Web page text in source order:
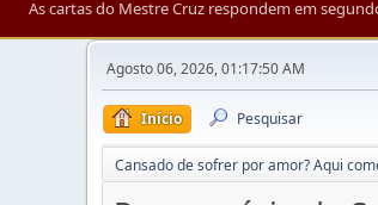
As cartas do Mestre Cruz respondem em
Agosto 06, 2026, 01:17:50 AM
Início Pesquisar
Cansado de sofrer por amor? Aqui